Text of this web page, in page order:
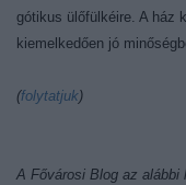
gótikus ülőfülkéire. A ház
kiemelkedően jó
(folytatjuk)
A Fővárosi Blog az alábbi